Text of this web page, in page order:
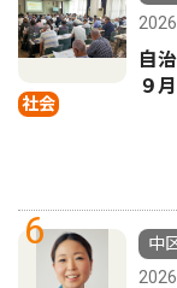
社会
自
９
6
中